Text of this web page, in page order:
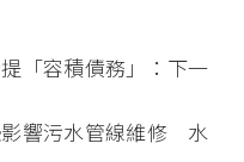
「容積債務」：下一
影響污水管線維修 水